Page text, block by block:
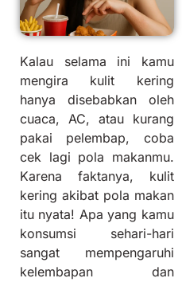
Kalau selama ini kamu
mengira kulit kering
hanya disebabkan oleh
cuaca, AC, atau kurang
pakai pelembap, coba
cek lagi pola makanmu.
Karena faktanya, kulit
kering akibat pola makan
itu nyata! Apa yang kamu
konsumsi sehari-hari
sangat mempengaruhi
kelembapan dan